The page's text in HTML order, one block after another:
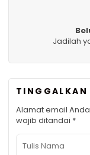
Jadilah
TINGGALKAN
Alamat email
wajib ditandai *